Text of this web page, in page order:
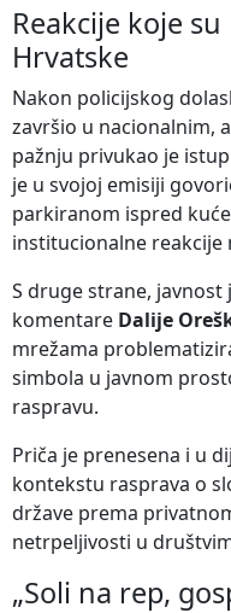
Reakcije koje
Hrvatske
Nakon policijskog
završio u nacionalnim,
pažnju privukao je
je u svojoj emisiji
parkiranom ispred
institucionalne reakcije
S druge strane,
komentare Dalije
mrežama
simbola u javnom
raspravu.
Priča je prenesena i u
kontekstu rasprava o
države prema
netrpeljivosti u
„Soli na rep,